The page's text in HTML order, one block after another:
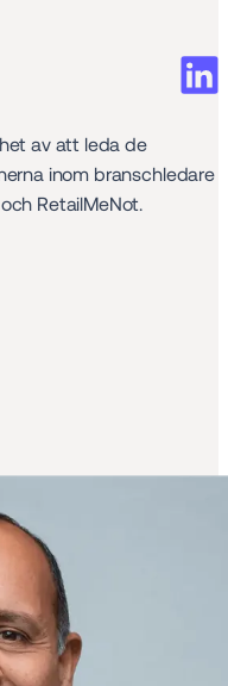
av att leda de
inom branschledare
RetailMeNot.